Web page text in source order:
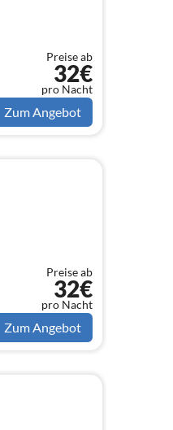
Preise ab
32€
pro Nacht
Zum Angebot
Preise ab
32€
pro Nacht
Zum Angebot